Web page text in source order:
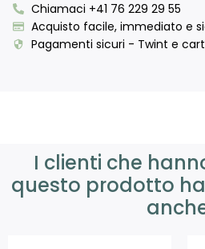
Chiamaci +41 76 229 29 55
Acquisto facile, immediato e
Pagamenti sicuri - Twint e
I clienti che
questo prodotto